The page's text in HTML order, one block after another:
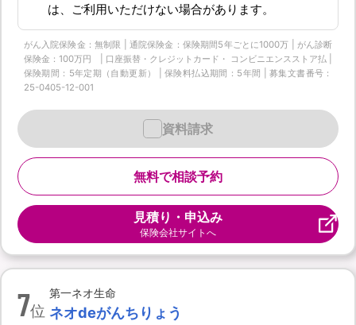
は、ご利用いただけない場合があります。
がん入院保険金：無制限 | 通院保険金：保険期間5年ごとに1000万 | がん診断
保険金：100万円 | 口座振替・クレジットカード・ コンビニエンスストア払 |
保険期間：5年定期（自動更新） | 保険料払込期間：5年間 | 募集文書番号：
25-0405-12-001
無料で相談予約
資料請求
見積り・申込み
保険会社サイトへ
7位
第一ネオ生命
ネオdeがんちりょう